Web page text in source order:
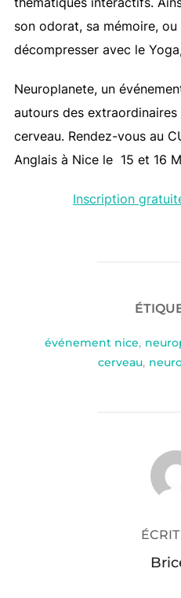
son odorat, sa mémoire,
décompresser avec le
Neuroplanete, un
autours des
cerveau. Rendez-vous au
Anglais à Nice le 15 et 16
Inscription
événement nice,
cerveau,
AUTEUR DE